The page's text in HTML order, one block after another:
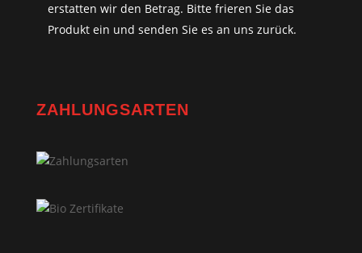
erstatten wir den Betrag. Bitte frieren Sie das
Produkt ein und senden Sie es an uns zurück.
ZAHLUNGSARTEN